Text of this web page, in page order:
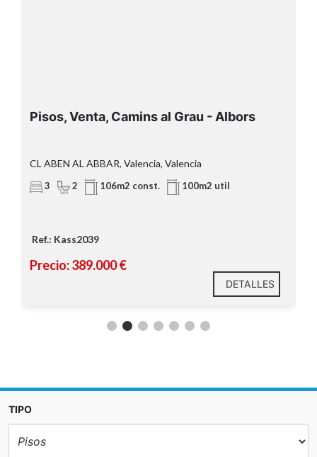
Pisos, Venta, Camins al Grau - Albors
CL ABEN AL ABBAR, Valencia, Valencia
3 2 106m2 const. 100m2 util
Ref.: Kass2039
Precio: 389.000 €
DETALLES
TIPO